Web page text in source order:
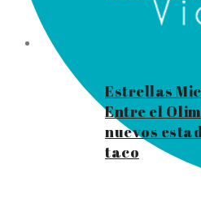
Estrellas
Entre el
nuevos
taco